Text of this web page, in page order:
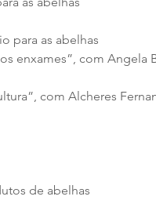
para as abelhas
enxames”, com Angela
com Alcheres
de abelhas